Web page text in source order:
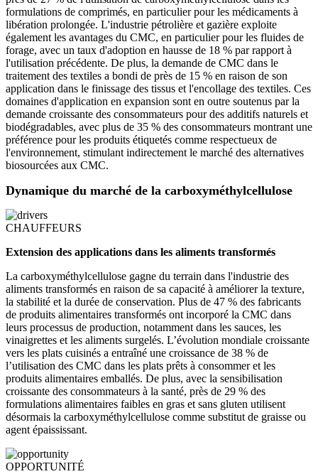
formulations de comprimés, en particulier pour les médicaments à
libération prolongée. L'industrie pétrolière et gazière exploite
également les avantages du CMC, en particulier pour les fluides de
forage, avec un taux d'adoption en hausse de 18 % par rapport à
l'utilisation précédente. De plus, la demande de CMC dans le
traitement des textiles a bondi de près de 15 % en raison de son
application dans le finissage des tissus et l'encollage des textiles. Ces
domaines d'application en expansion sont en outre soutenus par la
demande croissante des consommateurs pour des additifs naturels et
biodégradables, avec plus de 35 % des consommateurs montrant une
préférence pour les produits étiquetés comme respectueux de
l'environnement, stimulant indirectement le marché des alternatives
biosourcées aux CMC.
Dynamique du marché de la carboxyméthylcellulose
CHAUFFEURS
Extension des applications dans les aliments transformés
La carboxyméthylcellulose gagne du terrain dans l'industrie des
aliments transformés en raison de sa capacité à améliorer la texture,
la stabilité et la durée de conservation. Plus de 47 % des fabricants
de produits alimentaires transformés ont incorporé la CMC dans
leurs processus de production, notamment dans les sauces, les
vinaigrettes et les aliments surgelés. L’évolution mondiale croissante
vers les plats cuisinés a entraîné une croissance de 38 % de
l’utilisation des CMC dans les plats prêts à consommer et les
produits alimentaires emballés. De plus, avec la sensibilisation
croissante des consommateurs à la santé, près de 29 % des
formulations alimentaires faibles en gras et sans gluten utilisent
désormais la carboxyméthylcellulose comme substitut de graisse ou
agent épaississant.
OPPORTUNITÉ